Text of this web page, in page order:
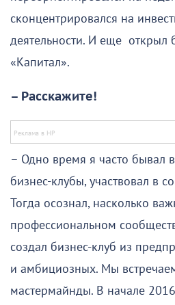
сконцентрировался на
деятельности. И еще открыл
«Капитал».
– Расскажите!
– Одно время я часто бывал
бизнес-клубы, участвовал в
Тогда осознал, насколько
профессиональном
создал бизнес-клуб из
и амбициозных. Мы
мастермайнды. В начале